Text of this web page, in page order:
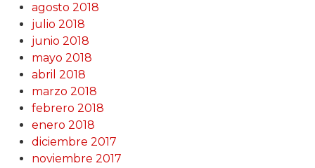
agosto 2018
julio 2018
junio 2018
mayo 2018
abril 2018
marzo 2018
febrero 2018
enero 2018
diciembre 2017
noviembre 2017